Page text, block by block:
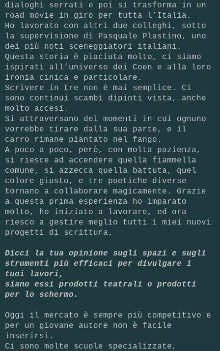
dialoghi serrati e poi si trasforma in un
road movie in giro per tutta l’Italia.
Ho lavorato con altri due colleghi, sotto
la supervisione di Pasquale Plastino, uno
dei più noti sceneggiatori italiani.
Questa storia è piaciuta molto, ci siamo
ispirati all’universo dei Coen e alla loro
ironia cinica e particolare.
Scrivere in tre non è mai semplice. Ci
sono continui scambi dipinti vista, anche
molto accesi.
Si attraversano dei momenti in cui ognuno
vorrebbe tirare dalla sua parte, e il
carro rimane piantato nel fango.
A poco a poco, però, con molta pazienza,
si riesce ad accendere quella fiammella
comune, si azzecca quella battuta, quel
colore giusto, e tre poetiche diverse
tornano a collaborare magicamente. Grazie
a questa prima esperienza ho imparato
molto, ho iniziato a lavorare, ed ora
riesco a gestire meglio tutti i miei nuovi
progetti di scrittura.
Dicci la tua opinione sugli spazi e sugli
strumenti più efficaci per divulgare i
tuoi lavori,
siano essi prodotti teatrali o prodotti
per lo schermo.
Oggi il mercato è sempre più competitivo e
per un giovane autore non è facile
inserirsi.
Ci sono molte scuole specializzate,